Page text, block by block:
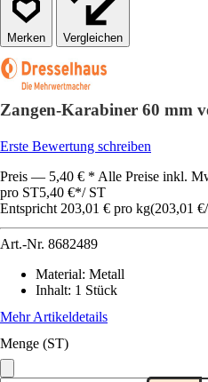
Vergleichen
Zangen-Karabiner 60 mm
Erste Bewertung schreiben
Preis — 5,40 € * Alle Preise inkl.
pro ST5,40 €*/ ST
Entspricht 203,01 € pro kg(203,01 €/
Art.-Nr. 8682489
Material: Metall
Inhalt: 1 Stück
Mehr Artikeldetails
Menge (ST)